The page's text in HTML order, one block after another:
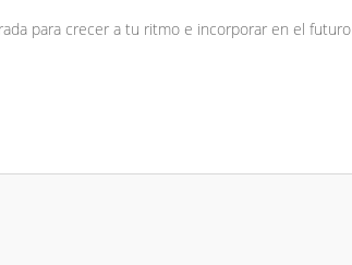
para crecer a tu ritmo e incorporar en el futuro